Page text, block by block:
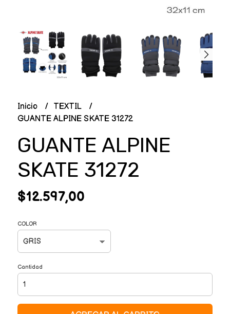
Inicio
TEXTIL
GUANTE ALPINE SKATE 31272
GUANTE ALPINE
SKATE 31272
$12.597,00
COLOR
Cantidad